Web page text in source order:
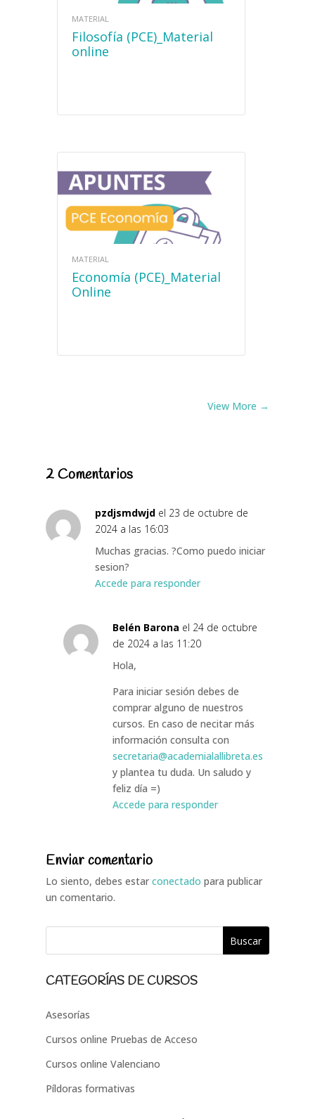
MATERIAL
Filosofía (PCE)_Material
online
MATERIAL
Economía (PCE)_Material
Online
View More →
2 Comentarios
pzdjsmdwjd el 23 de octubre de
2024 a las 16:03
Muchas gracias. ?Como puedo iniciar
sesion?
Accede para responder
Belén Barona el 24 de octubre
de 2024 a las 11:20
Hola,
Para iniciar sesión debes de
comprar alguno de nuestros
cursos. En caso de necitar más
información consulta con
secretaria@academialallibreta.es
y plantea tu duda. Un saludo y
feliz día =)
Accede para responder
Enviar comentario
Lo siento, debes estar conectado para publicar
un comentario.
CATEGORÍAS DE CURSOS
Asesorías
Cursos online Pruebas de Acceso
Cursos online Valenciano
Píldoras formativas